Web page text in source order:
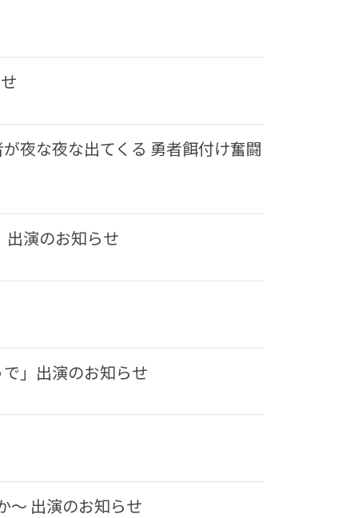
夜な夜な出てくる 勇者餌付け奮闘
出演のお知らせ
」出演のお知らせ
〜 出演のお知らせ